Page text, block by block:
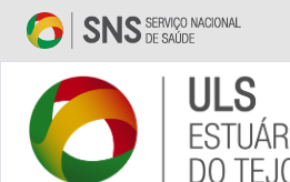
Saltar para conteúdo principal